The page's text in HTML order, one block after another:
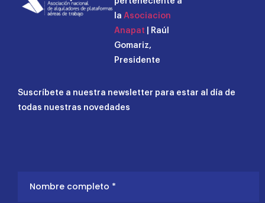
la Asociacion
Anapat | Raúl
Gomariz,
Presidente
Suscríbete a nuestra newsletter para estar al día de
todas nuestras novedades